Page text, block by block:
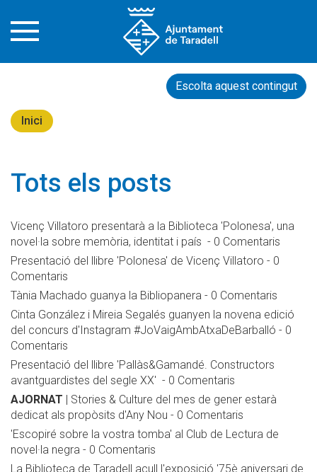
Escolta aquest contingut
Inici
Tots els posts
Vicenç Villatoro presentarà a la Biblioteca 'Polonesa', una
novel·la sobre memòria, identitat i país - 0 Comentaris
Presentació del llibre 'Polonesa' de Vicenç Villatoro - 0
Comentaris
Tània Machado guanya la Bibliopanera - 0 Comentaris
Cinta González i Mireia Segalés guanyen la novena edició
del concurs d'Instagram #JoVaigAmbAtxaDeBarballó - 0
Comentaris
Presentació del llibre 'Pallàs&Gamandé. Constructors
avantguardistes del segle XX' - 0 Comentaris
AJORNAT | Stories & Culture del mes de gener estarà
dedicat als propòsits d'Any Nou - 0 Comentaris
'Escopiré sobre la vostra tomba' al Club de Lectura de
novel·la negra - 0 Comentaris
La Biblioteca de Taradell acull l'exposició '75è aniversari de